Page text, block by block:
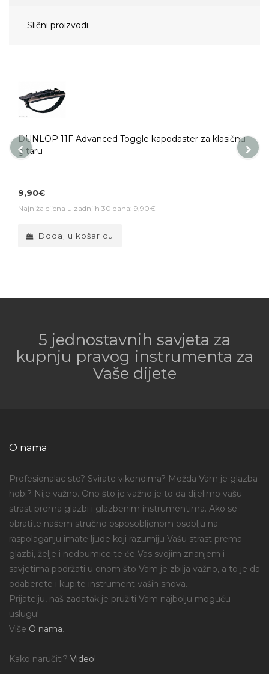
Slični proizvodi
DUNLOP 11F Advanced Toggle kapodaster za klasičnu
gitaru
9,90€
Najniža cijena u zadnjih 30 dana: 9,90€
Dodaj u košaricu
5 jednostavnih savjeta za
kupnju pravog instrumenta za
Vaše dijete
O nama
Profesionalac ste? Svirate vikendima? Možda Vam je glazba
hobi? Nije važno. Ono što je važno je to da dijelimo vašu
strast prema glazbi i glazbenim instrumentima. Ako se
obratite našem stručno osposobljenom osoblju na
raspolaganju imate ljude koji razumiju Vašu strast prema
glazbi, želje i nedoumice te će Vas svojim znanjem i
savjetima podržati u onom što Vam je zbilja važno, a to je da
odaberete i kupite instrument vaših snova.
Prijatelju, naš zadatak je pružiti Vam najbolju moguću
uslugu!
Više O nama.
Kako naručiti? Video!